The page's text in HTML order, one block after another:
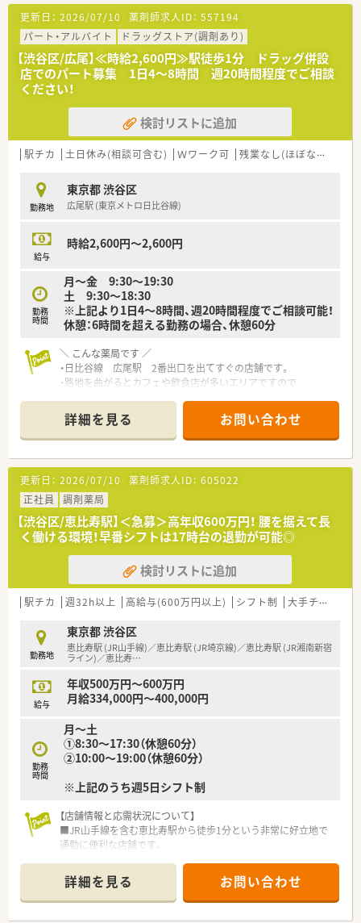
＼働き方イメージ／
・ドラッグストア併設ですが、業務は調剤室業務がメインです。
・処方相談やOTC相談などしっかりとファンを増やせしていく方
針なので、じっくりと患者様対応が可能
・みなし残業（月10時間）の範囲内で仕事が終わる為、ライフワー
クバランスが整いやすい就労環境です。
・19時や20時までで開局のため、調剤専門店と同じ様な働き方が
可能なので定着率は抜群です。
・ヘルプはございますがドミナント展開で出店しており、移動距
離も負担も少なめです。
す。
＼ 企業特徴 ／
約11倍・株価は約20倍」
と他社に追随を許さない、今、最も勢いのある大手ドラッグチェ
・キャリア志向の高い方におススメ
⇒今後、調剤併設店が増加していくに伴い、マネジャー等のポス
ト拡大が見込まれます
・転居を伴う異動が無い為、安定して就業する事が可能です（ご自
・業務に繋がると認められた外部研修等は、研修費を会社負担に
て受講が可能です
・働きやすい環境になっている事もあり、現在は平均年齢30歳と
若いですが
定着率が良くなっている為、年々平均年齢も上昇傾向にありま
す。
・新規OPENが多い為、調剤薬局の立ち上げを経験できるチャン
スもございます！
立ち上げ経験をしてみたい方へもおすすめです♪
・年間休日120日！週休2日制でお休みもしっかり取得できます。
更新日： 2026/07/10 薬剤師求人ID： 557194
パート・アルバイト
ドラッグストア(調剤あり)
【渋谷区/広尾】≪時給2,600円≫駅徒歩1分 ドラッグ併設
店でのパート募集 1日4～8時間 週20時間程度でご相談
ください！
検討リストに追加
駅チカ 土日休み(相談可含む) Ｗワーク可 残業なし(ほぼなし含む)
勤務地
東京都 渋谷区
広尾駅 (東京メトロ日比谷線)
給与
時給2,600円～2,600円
勤務
時間
月～金 9:30～19:30
土 9:30～18:30
※上記より1日4～8時間、週20時間程度でご相談可能！
休憩：6時間を超える勤務の場合、休憩60分
＼ こんな薬局です ／
・日比谷線 広尾駅 2番出口を出てすぐの店舗です。
・路地を曲がるとカフェや飲食店が多いエリアですので
・路面店の為、面にて対応しております。
・処方箋枚数は1日平均20～30枚/日・常時2名体制。
会社方針から1名体制にはしない為、余裕を持った人員配置と
なっております。
＼ 企業特徴 ／
・2004年の上場以来「店舗数は約5倍・売上高は約7倍・経常利益は
約11倍・株価は約20倍」
と他社に追随を許さない、今、最も勢いのある大手ドラッグチェ
ーン店です。
・キャリア志向の高い方におススメ
⇒今後、調剤併設店が増加していくに伴い、マネジャー等のポス
ト拡大が見込まれます
宅から通える範囲内で常に就業する事が可能 ※店舗異動は有）
・業務に繋がると認められた外部研修等は、研修費を会社負担に
て受講が可能です
若いですが
定着率が良くなっている為、年々平均年齢も上昇傾向にありま
・新規OPENが多い為、調剤薬局の立ち上げを経験できるチャン
スもございます！
立ち上げ経験をしてみたい方へもおすすめです♪
詳細を見る お問い合わせ
更新日： 2026/07/10 薬剤師求人ID： 605022
正社員
調剤薬局
【渋谷区/恵比寿駅】＜急募＞高年収600万円！ 腰を据えて長
く働ける環境！早番シフトは17時台の退勤が可能◎
検討リストに追加
駅チカ 週32h以上 高給与(600万円以上) シフト制 大手チェーン以外
勤務地
東京都 渋谷区
恵比寿駅 (JR山手線)／恵比寿駅 (JR埼京線)／恵比寿駅 (JR湘南新宿
ライン)／恵比寿…
給与
年収500万円～600万円
月給334,000円～400,000円
勤務
時間
月～土
①8:30～17:30（休憩60分）
②10:00～19:00（休憩60分）
※上記のうち週5日シフト制
【店舗情報と応需状況について】
■JR山手線を含む恵比寿駅から徒歩1分という非常に好立地で
通勤に便利な店舗です。
など幅広く平均65枚/日の処方箋に対応しています。
■薬剤師は管理薬剤師と正社員1名、午前パート1名、調剤事務正
社員2名で運営している体制です。
詳細を見る お問い合わせ